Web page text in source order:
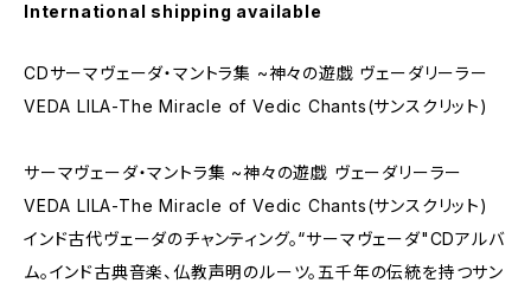
International shipping available
CDサーマヴェーダ・マントラ集 ~神々の遊戯 ヴェーダリーラー
VEDA LILA-The Miracle of Vedic Chants(サンスクリット)
サーマヴェーダ・マントラ集 ~神々の遊戯 ヴェーダリーラー
VEDA LILA-The Miracle of Vedic Chants(サンスクリット)
インド古代ヴェーダのチャンティング。“サーマヴェーダ"CDアルバ
ム。インド古典音楽、仏教声明のルーツ。五千年の伝統を持つサン